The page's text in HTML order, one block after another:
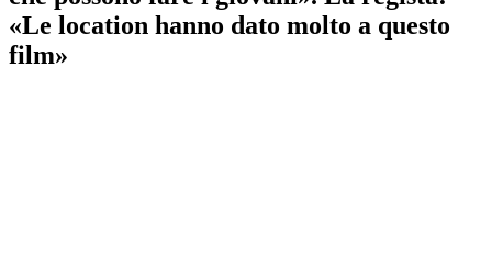
«Le location hanno dato molto a questo
film»